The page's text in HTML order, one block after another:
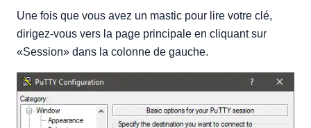
Une fois que vous avez un mastic pour lire votre clé,
dirigez-vous vers la page principale en cliquant sur
«Session» dans la colonne de gauche.